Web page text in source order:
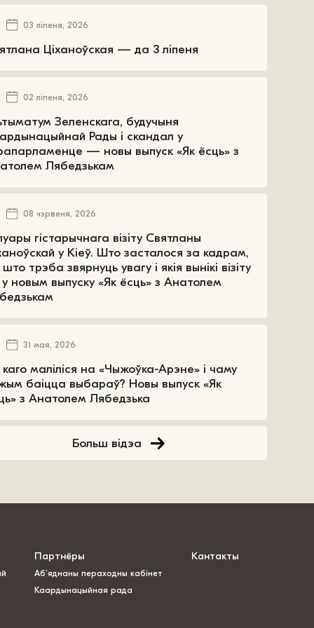
03 ліпеня, 2026
Ціханоўская — да 3 ліпеня
02 ліпеня, 2026
Зеленскага, будучыня
Рады і скандал у
— новы выпуск «Як ёсць» з
Лябедзькам
08 чэрвеня, 2026
гістарычнага візіту Святланы
у Кіеў. Што засталося за кадрам,
трэба звярнуць увагу і якія вынікі візіту
новым выпуску «Як ёсць» з Анатолем
31 мая, 2026
маліліся на «Чыжоўка-Арэне» і чаму
баіцца выбараў? Новы выпуск «Як
з Анатолем Лябедзька
Больш відэа
Партнёры
Аб’яднаны пераходны кабінет
Каардынацыйная рада
Кантакты